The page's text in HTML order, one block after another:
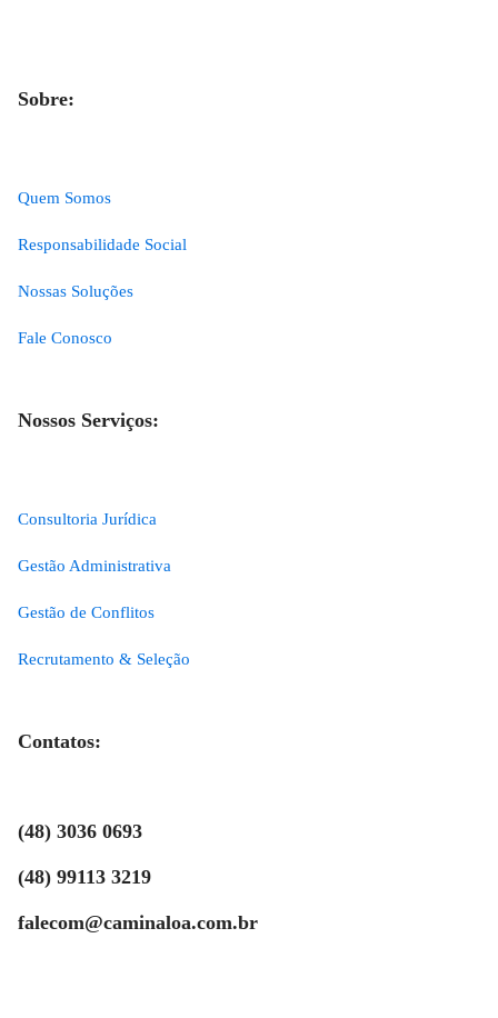
Sobre:
Quem Somos
Responsabilidade Social
Nossas Soluções
Fale Conosco
Nossos Serviços:
Consultoria Jurídica
Gestão Administrativa
Gestão de Conflitos
Recrutamento & Seleção
Contatos:
(48) 3036 0693
(48) 99113 3219
falecom@caminaloa.com.br